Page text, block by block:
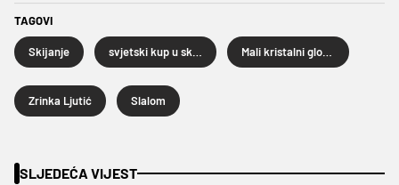
TAGOVI
Skijanje
Zrinka Ljutić Slalom
SLJEDEĆA VIJEST